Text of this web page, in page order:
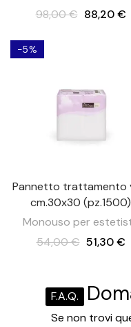
98,00 € 88,20 €
-5%
Pannetto trattamento
cm.30x30 (pz.1500)
Monouso per
54,00 € 51,30 €
F.A.Q.
Se non trovi